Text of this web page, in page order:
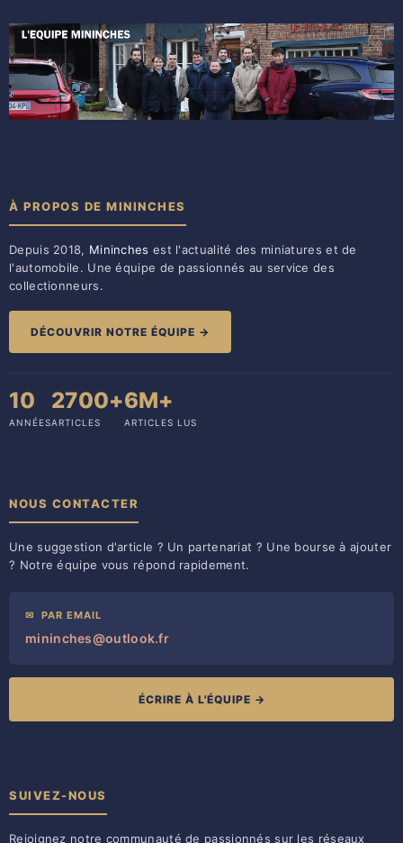
À PROPOS DE MININCHES
Depuis 2018, Mininches est l'actualité des miniatures et de
l'automobile. Une équipe de passionnés au service des
collectionneurs.
DÉCOUVRIR NOTRE ÉQUIPE →
10
ANNÉES
2700+
ARTICLES
6M+
ARTICLES LUS
NOUS CONTACTER
Une suggestion d'article ? Un partenariat ? Une bourse à ajouter
? Notre équipe vous répond rapidement.
✉ PAR EMAIL
mininches@outlook.fr
ÉCRIRE À L'ÉQUIPE →
SUIVEZ-NOUS
Rejoignez notre communauté de passionnés sur les réseaux